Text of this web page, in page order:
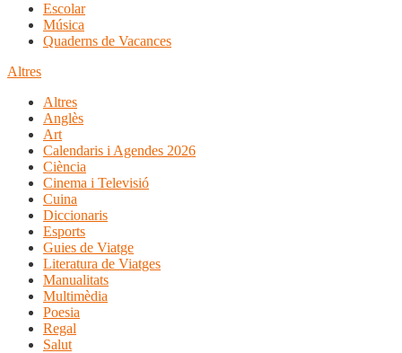
Escolar
Música
Quaderns de Vacances
Altres
Altres
Anglès
Art
Calendaris i Agendes 2026
Ciència
Cinema i Televisió
Cuina
Diccionaris
Esports
Guies de Viatge
Literatura de Viatges
Manualitats
Multimèdia
Poesia
Regal
Salut